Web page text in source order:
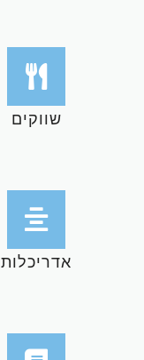
שווקים
אדריכלות